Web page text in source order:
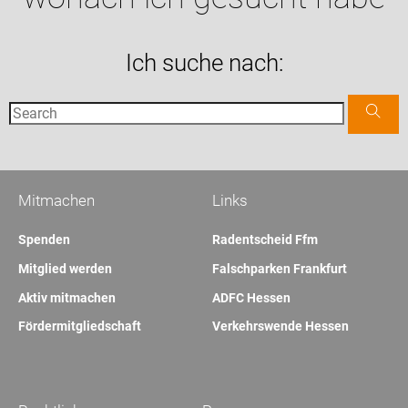
Ich suche nach:
Links
Radentscheid Ffm
Falschparken Frankfurt
ADFC Hessen
Verkehrswende Hessen
Mitmachen
Spenden
Mitglied werden
Aktiv mitmachen
Fördermitgliedschaft